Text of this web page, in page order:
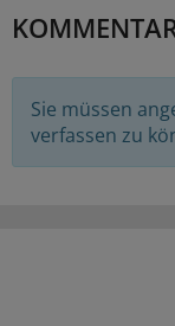
Sie müssen
verfassen zu